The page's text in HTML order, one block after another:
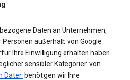
Daten an Unternehmen,
außerhalb von Google
Ihre Einwilligung erhalten haben.
sensibler Kategorien von
Daten benötigen wir Ihre